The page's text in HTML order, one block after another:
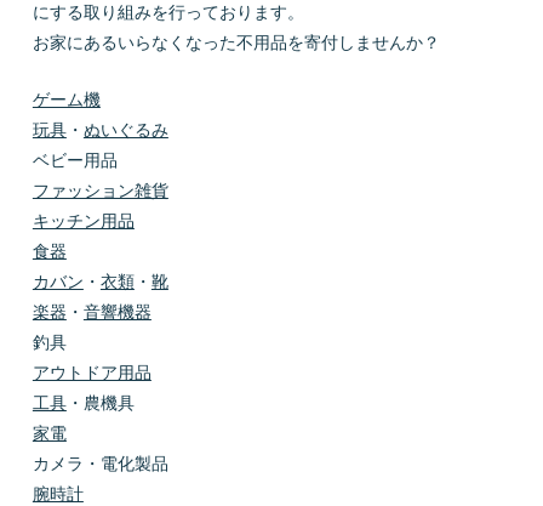
にする取り組みを行っております。
お家にあるいらなくなった不用品を寄付しませんか？
ゲーム機
玩具・ ぬいぐるみ
ベビー用品
ファッション雑貨
キッチン用品
食器
カバン ・ 衣類・ 靴
楽器 ・ 音響機器
釣具
アウトドア用品
工具・農機具
家電
カメラ・電化製品
腕時計